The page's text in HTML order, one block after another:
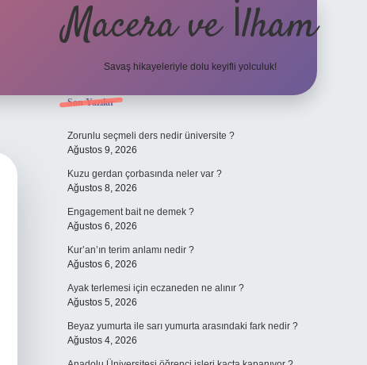
Macera ve İlham
Savaş hikayeleriyle dolu keyifli yolculuk!
Sidebar
Son Yazılar
Zorunlu seçmeli ders nedir üniversite ?
Ağustos 9, 2026
Kuzu gerdan çorbasında neler var ?
Ağustos 8, 2026
Engagement bait ne demek ?
Ağustos 6, 2026
Kur’an’ın terim anlamı nedir ?
Ağustos 6, 2026
Ayak terlemesi için eczaneden ne alınır ?
Ağustos 5, 2026
Beyaz yumurta ile sarı yumurta arasındaki fark nedir ?
Ağustos 4, 2026